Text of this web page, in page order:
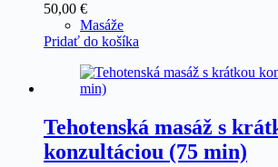
50,00 €
Masáže
Pridať do košíka
Tehotenská masáž s
konzultáciou (75 min)